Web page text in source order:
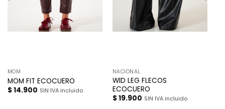
MOM
MOM FIT ECOCUERO
$14.900 SIN IVA incluido
NACIONAL
WID LEG FLECOS
ECOCUERO
$19.900 SIN IVA incluido